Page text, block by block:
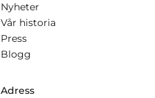
Nyheter
Vår historia
Press
Blogg
Adress